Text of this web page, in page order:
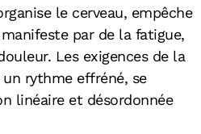
le cerveau, empêche
par de la fatigue,
Les exigences de la
rythme effréné, se
linéaire et désordonnée